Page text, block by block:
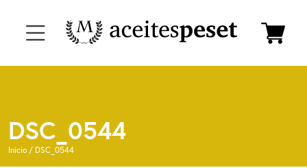
DSC_0544
Inicio / DSC_0544